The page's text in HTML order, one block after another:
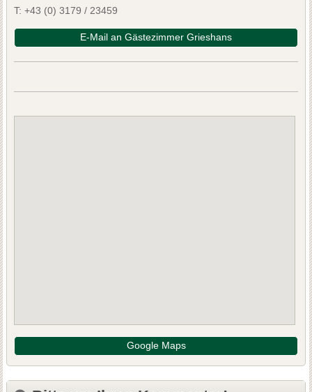
T: +43 (0) 3179 / 23459
E-Mail an Gästezimmer Grieshans
Google Maps